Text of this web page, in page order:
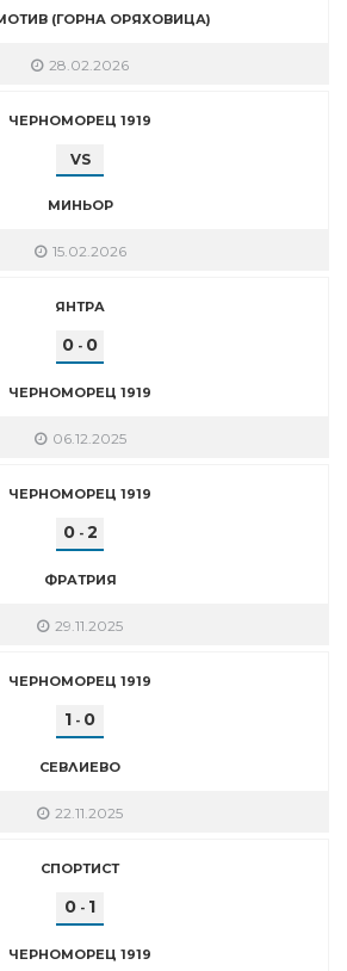
(ГОРНА ОРЯХОВИЦА)
28.02.2026
ЧЕРНОМОРЕЦ 1919
VS
МИНЬОР
15.02.2026
ЯНТРА
0 - 0
ЧЕРНОМОРЕЦ 1919
06.12.2025
ЧЕРНОМОРЕЦ 1919
0- 2
ФРАТРИЯ
29.11.2025
ЧЕРНОМОРЕЦ 1919
1 - 0
СЕВЛИЕВО
22.11.2025
СПОРТИСТ
0 - 1
ЧЕРНОМОРЕЦ 1919